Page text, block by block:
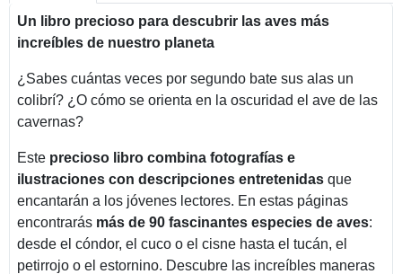
Un libro precioso para descubrir las aves más
increíbles de nuestro planeta
¿Sabes cuántas veces por segundo bate sus alas un
colibrí? ¿O cómo se orienta en la oscuridad el ave de las
cavernas?
Este precioso libro combina fotografías e
ilustraciones con descripciones entretenidas que
encantarán a los jóvenes lectores. En estas páginas
encontrarás más de 90 fascinantes especies de aves:
desde el cóndor, el cuco o el cisne hasta el tucán, el
petirrojo o el estornino. Descubre las increíbles maneras